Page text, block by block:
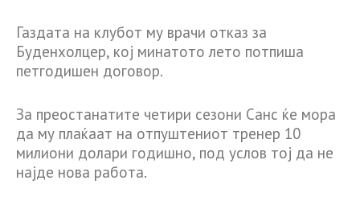
Газдата на клубот му врачи отказ за
Буденхолцер, кој минатото лето потпиша
петгодишен договор.
За преостанатите четири сезони Санс ќе мора
да му плаќаат на отпуштениот тренер 10
милиони долари годишно, под услов тој да не
најде нова работа.